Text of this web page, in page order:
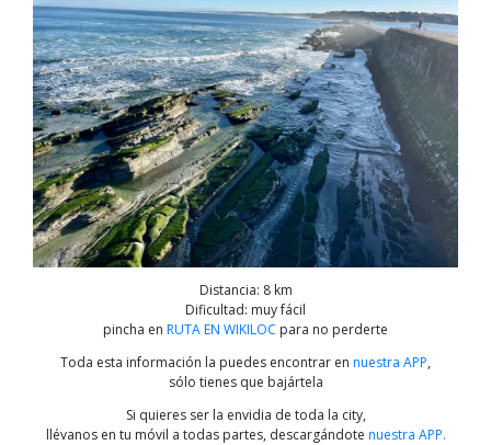
Distancia: 8 km
Dificultad: muy fácil
pincha en RUTA EN WIKILOC para no perderte
Toda esta información la puedes encontrar en nuestra APP,
sólo tienes que bajártela
Si quieres ser la envidia de toda la city,
llévanos en tu móvil a todas partes, descargándote nuestra APP.